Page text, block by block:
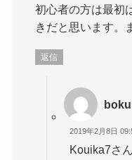
初心者の方は最初
きだと思います。
返信
2019年2月8日
Kouika7さん